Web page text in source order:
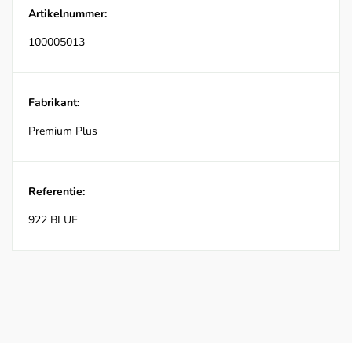
Artikelnummer:
100005013
Fabrikant:
Premium Plus
Referentie:
922 BLUE